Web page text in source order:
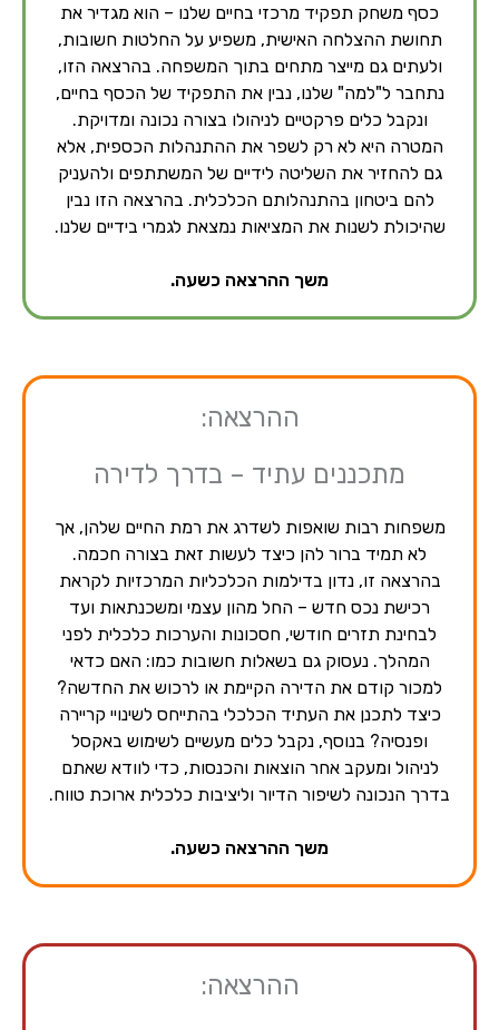
כסף משחק תפקיד מרכזי בחיים שלנו – הוא מגדיר את
תחושת ההצלחה האישית, משפיע על החלטות חשובות,
ולעתים גם מייצר מתחים בתוך המשפחה. בהרצאה הזו,
נתחבר ל"למה" שלנו, נבין את התפקיד של הכסף בחיים,
ונקבל כלים פרקטיים לניהולו בצורה נכונה ומדויקת.
המטרה היא לא רק לשפר את ההתנהלות הכספית, אלא
גם להחזיר את השליטה לידיים של המשתתפים ולהעניק
להם ביטחון בהתנהלותם הכלכלית. בהרצאה הזו נבין
שהיכולת לשנות את המציאות נמצאת לגמרי בידיים שלנו.
משך ההרצאה כשעה.
ההרצאה:
מתכננים עתיד – בדרך לדירה
משפחות רבות שואפות לשדרג את רמת החיים שלהן, אך
לא תמיד ברור להן כיצד לעשות זאת בצורה חכמה.
בהרצאה זו, נדון בדילמות הכלכליות המרכזיות לקראת
רכישת נכס חדש – החל מהון עצמי ומשכנתאות ועד
לבחינת תזרים חודשי, חסכונות והערכות כלכלית לפני
המהלך. נעסוק גם בשאלות חשובות כמו: האם כדאי
למכור קודם את הדירה הקיימת או לרכוש את החדשה?
כיצד לתכנן את העתיד הכלכלי בהתייחס לשינויי קריירה
ופנסיה? בנוסף, נקבל כלים מעשיים לשימוש באקסל
לניהול ומעקב אחר הוצאות והכנסות, כדי לוודא שאתם
בדרך הנכונה לשיפור הדיור וליציבות כלכלית ארוכת טווח.
משך ההרצאה כשעה.
ההרצאה: